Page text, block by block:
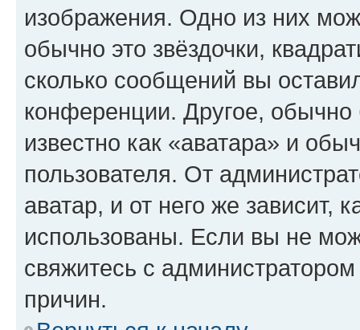
изображения. Одно из них
обычно это звёздочки,
сколько сообщений вы
конференции. Другое,
известно как «аватара» и
пользователя. От
аватар, и от него же зависит,
использованы. Если вы не
свяжитесь с
причин.